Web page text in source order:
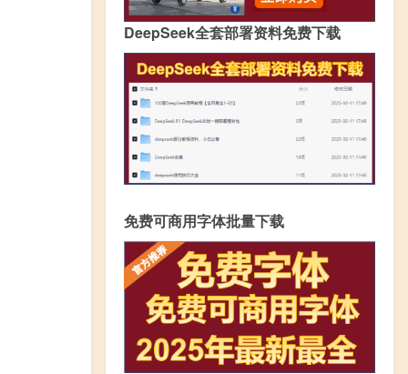
DeepSeek全套部署资料免费下载
免费可商用字体批量下载